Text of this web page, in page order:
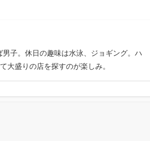
子。休日の趣味は水泳、ジョギング。ハ
大盛りの店を探すのが楽しみ。